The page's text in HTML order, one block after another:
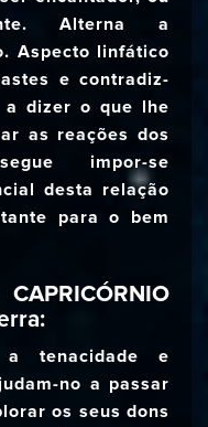
Alterna a
Aspecto linfático
e contradiz-
a dizer o que lhe
as reações dos
impor-se
desta relação
para o bem
tenacidade e
no a passar
os seus dons